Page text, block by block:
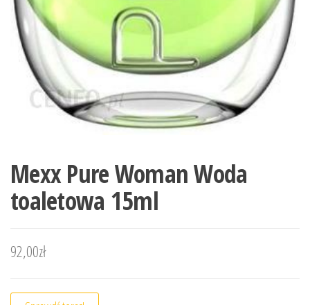
Mexx Pure Woman Woda
toaletowa 15ml
92,00zł